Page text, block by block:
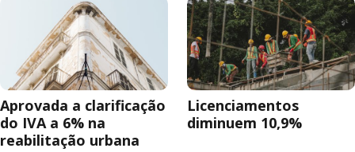
Aprovada a clarificação
do IVA a 6% na
reabilitação urbana
Licenciamentos
diminuem 10,9%